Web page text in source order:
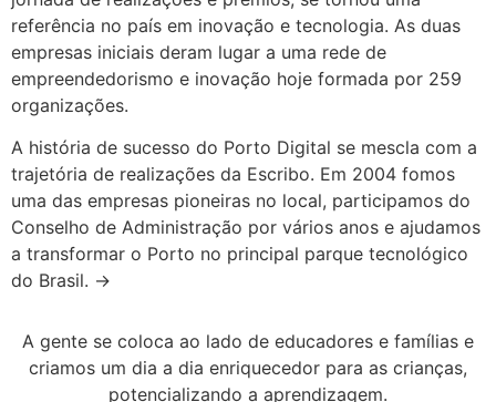
referência no país em inovação e tecnologia. As duas
empresas iniciais deram lugar a uma rede de
empreendedorismo e inovação hoje formada por 259
organizações.
A história de sucesso do Porto Digital se mescla com a
trajetória de realizações da Escribo. Em 2004 fomos
uma das empresas pioneiras no local, participamos do
Conselho de Administração por vários anos e ajudamos
a transformar o Porto no principal parque tecnológico
do Brasil. →
A gente se coloca ao lado de educadores e famílias e
criamos um dia a dia enriquecedor para as crianças,
potencializando a aprendizagem.